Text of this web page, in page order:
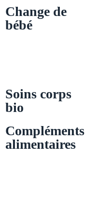
Change de
bébé
Soins corps
bio
Compléments
alimentaires